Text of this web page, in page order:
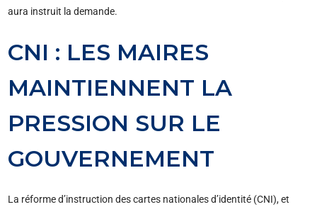
aura instruit la demande.
CNI : LES MAIRES
MAINTIENNENT LA
PRESSION SUR LE
GOUVERNEMENT
La réforme d’instruction des cartes nationales d’identité (CNI), et